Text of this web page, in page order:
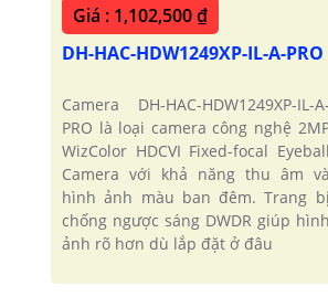
Giá : 1,102,500 ₫
DH-HAC-HDW1249XP-IL-A-PRO
Camera DH-HAC-HDW1249XP-IL-A-
PRO là loại camera công nghệ
WizColor HDCVI Fixed-focal Eyeball
Camera với khả năng thu âm và
hình ảnh màu ban đêm. Trang bị
chống ngược sáng DWDR giúp hình
ảnh rõ hơn dù lắp đặt ở đâu